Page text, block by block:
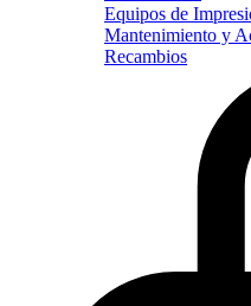
Equipos de
Mantenimiento y
Recambios